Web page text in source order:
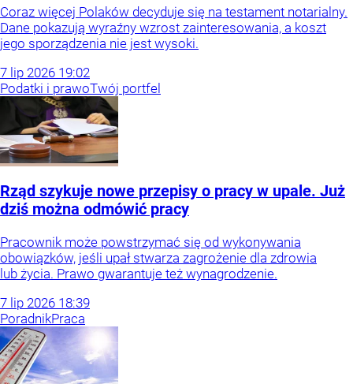
Coraz więcej Polaków decyduje się na testament notarialny.
Dane pokazują wyraźny wzrost zainteresowania, a koszt
jego sporządzenia nie jest wysoki.
7 lip 2026 19:02
Podatki i prawoTwój portfel
Rząd szykuje nowe przepisy o pracy w upale. Już
dziś można odmówić pracy
Pracownik może powstrzymać się od wykonywania
obowiązków, jeśli upał stwarza zagrożenie dla zdrowia
lub życia. Prawo gwarantuje też wynagrodzenie.
7 lip 2026 18:39
PoradnikPraca